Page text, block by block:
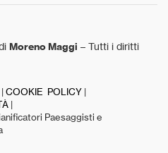
Moreno Maggi – Tutti i diritti
COOKIE POLICY
Paesaggisti e